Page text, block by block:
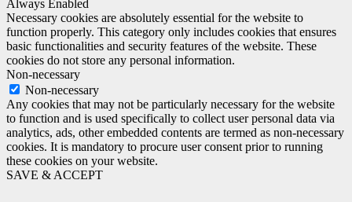
Always Enabled
Necessary cookies are absolutely essential for the website to
function properly. This category only includes cookies that ensures
basic functionalities and security features of the website. These
cookies do not store any personal information.
Non-necessary
Non-necessary
Any cookies that may not be particularly necessary for the website
to function and is used specifically to collect user personal data via
analytics, ads, other embedded contents are termed as non-necessary
cookies. It is mandatory to procure user consent prior to running
these cookies on your website.
SAVE & ACCEPT